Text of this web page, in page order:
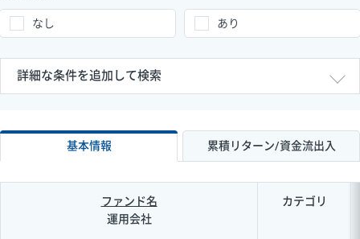
なし あり
詳細な条件を追加して検索
基本情報 累積リターン/資金流出入
ファンド名
運用会社
カテゴリ